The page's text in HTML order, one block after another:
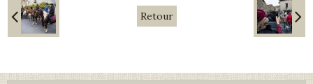
Retour